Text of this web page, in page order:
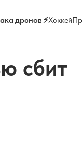
дронов ⚡Хоккей
сбит